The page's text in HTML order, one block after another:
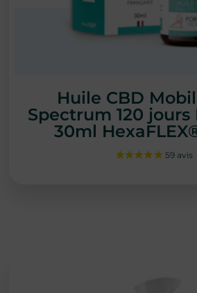
Huile CBD
Spectrum 120 jours
30ml